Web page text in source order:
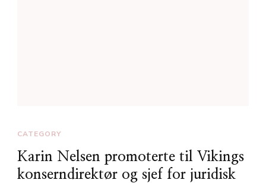
CATEGORY
Karin Nelsen promoterte til Vikings
konserndirektør og sjef for juridisk